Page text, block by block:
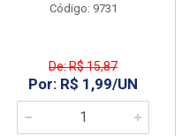
Código: 9731
De: R$ 15,87
Por: R$ 1,99/UN